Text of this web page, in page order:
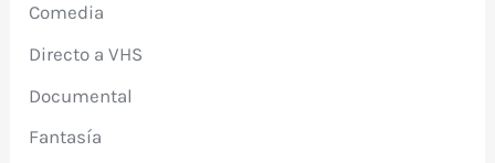
Comedia
Directo a VHS
Documental
Fantasía